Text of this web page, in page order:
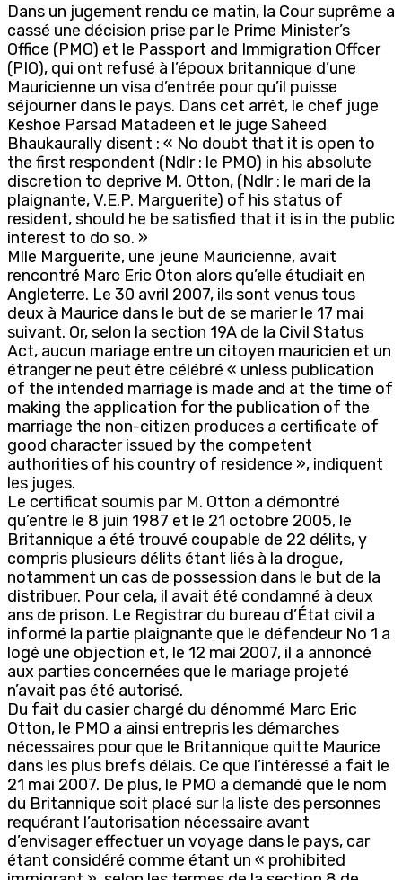
Dans un jugement rendu ce matin, la Cour suprême a
cassé une décision prise par le Prime Minister’s
Office (PMO) et le Passport and Immigration Offcer
(PIO), qui ont refusé à l’époux britannique d’une
Mauricienne un visa d’entrée pour qu’il puisse
séjourner dans le pays. Dans cet arrêt, le chef juge
Keshoe Parsad Matadeen et le juge Saheed
Bhaukaurally disent : « No doubt that it is open to
the first respondent (Ndlr : le PMO) in his absolute
discretion to deprive M. Otton, (Ndlr : le mari de la
plaignante, V.E.P. Marguerite) of his status of
resident, should he be satisfied that it is in the public
interest to do so. »
Mlle Marguerite, une jeune Mauricienne, avait
rencontré Marc Eric Oton alors qu’elle étudiait en
Angleterre. Le 30 avril 2007, ils sont venus tous
deux à Maurice dans le but de se marier le 17 mai
suivant. Or, selon la section 19A de la Civil Status
Act, aucun mariage entre un citoyen mauricien et un
étranger ne peut être célébré « unless publication
of the intended marriage is made and at the time of
making the application for the publication of the
marriage the non-citizen produces a certificate of
good character issued by the competent
authorities of his country of residence », indiquent
les juges.
Le certificat soumis par M. Otton a démontré
qu’entre le 8 juin 1987 et le 21 octobre 2005, le
Britannique a été trouvé coupable de 22 délits, y
compris plusieurs délits étant liés à la drogue,
notamment un cas de possession dans le but de la
distribuer. Pour cela, il avait été condamné à deux
ans de prison. Le Registrar du bureau d’État civil a
informé la partie plaignante que le défendeur No 1 a
logé une objection et, le 12 mai 2007, il a annoncé
aux parties concernées que le mariage projeté
n’avait pas été autorisé.
Du fait du casier chargé du dénommé Marc Eric
Otton, le PMO a ainsi entrepris les démarches
nécessaires pour que le Britannique quitte Maurice
dans les plus brefs délais. Ce que l’intéressé a fait le
21 mai 2007. De plus, le PMO a demandé que le nom
du Britannique soit placé sur la liste des personnes
requérant l’autorisation nécessaire avant
d’envisager effectuer un voyage dans le pays, car
étant considéré comme étant un « prohibited